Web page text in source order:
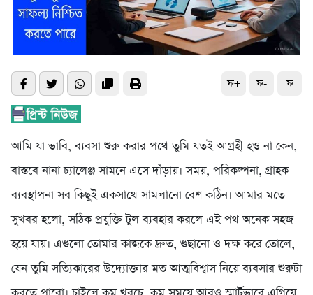
ফ+ ফ- ফ
আমি যা ভাবি, ব্যবসা শুরু করার পথে তুমি যতই আগ্রহী হও না কেন,
বাস্তবে নানা চ্যালেঞ্জ সামনে এসে দাঁড়ায়। সময়, পরিকল্পনা, গ্রাহক
ব্যবস্থাপনা সব কিছুই একসাথে সামলানো বেশ কঠিন। আমার মতে
সুখবর হলো, সঠিক প্রযুক্তি টুল ব্যবহার করলে এই পথ অনেক সহজ
হয়ে যায়। এগুলো তোমার কাজকে দ্রুত, গুছানো ও দক্ষ করে তোলে,
যেন তুমি সত্যিকারের উদ্যোক্তার মত আত্মবিশ্বাস নিয়ে ব্যবসার শুরুটা